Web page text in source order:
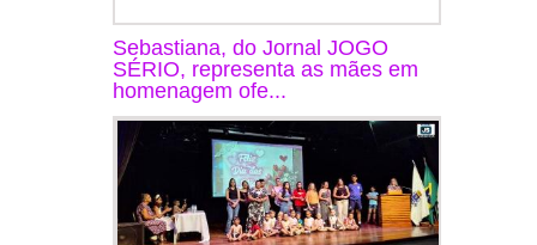
Sebastiana, do Jornal JOGO
SÉRIO, representa as mães em
homenagem ofe...